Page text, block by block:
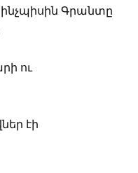
Գրանտը
ու
էի